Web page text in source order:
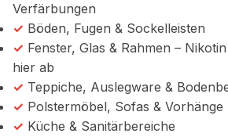
Verfärbungen
✓ Böden, Fugen & Sockelleisten
✓ Fenster, Glas & Rahmen –
hier ab
✓ Teppiche, Auslegware &
✓ Polstermöbel, Sofas & Vorhänge
✓ Küche & Sanitärbereiche